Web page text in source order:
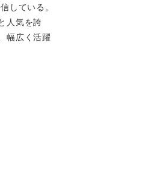
している。
人気を誇
幅広く活躍